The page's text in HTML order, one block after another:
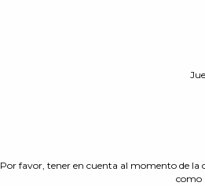
Por favor, tener en cuenta al momento de la
como